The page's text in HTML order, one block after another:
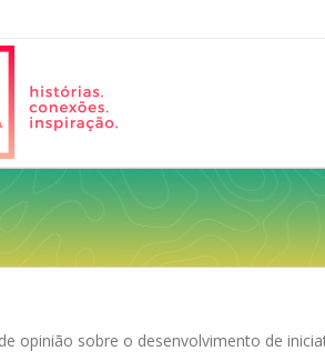
opinião sobre o desenvolvimento de